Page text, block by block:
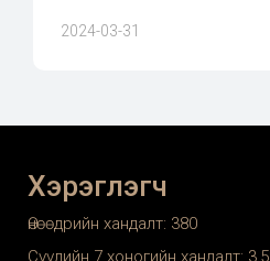
2024-03-31
Хэрэглэгч
Өнөөдрийн хандалт: 380
Сүүлийн 7 хоногийн хандалт: